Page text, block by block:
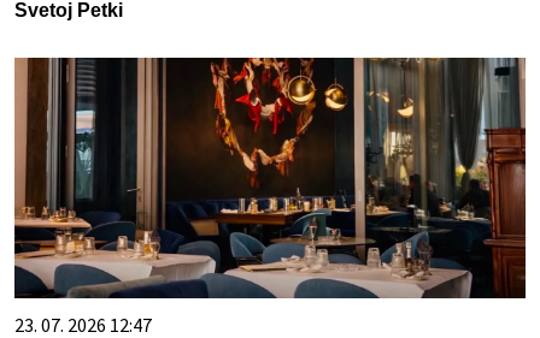
Svetoj Petki
23. 07. 2026 12:47